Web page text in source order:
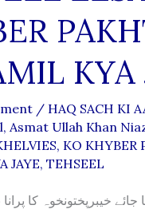
KYA
/ HAQ SACH KI
, Asmat Ullah Khan
, KO KHYBER
JAYE, TEHSEEL
خیبرپختونخوہ کا